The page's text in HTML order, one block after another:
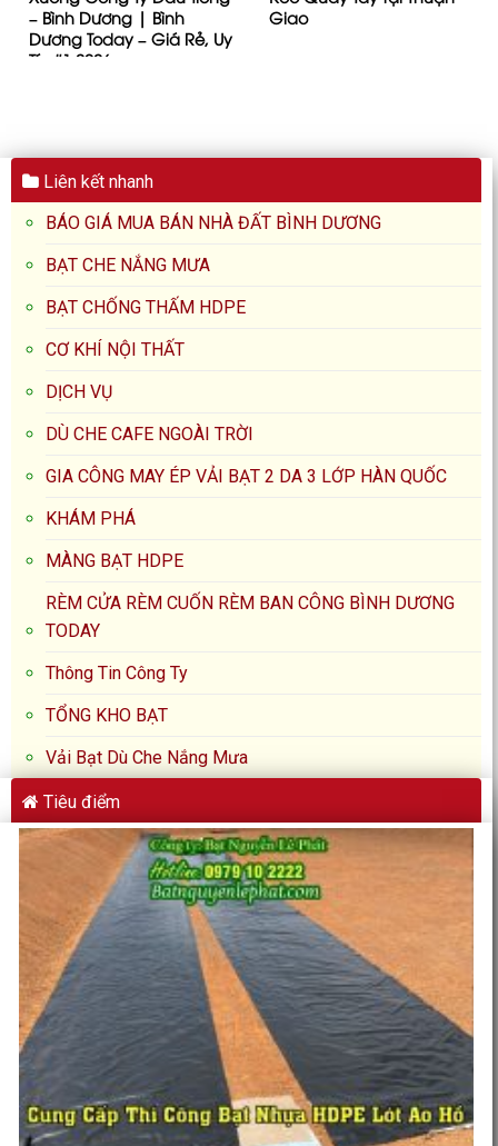
– Bình Dương | Bình
Dương Today – Giá Rẻ, Uy
Tín #1 2026
Giao
Liên kết nhanh
BÁO GIÁ MUA BÁN NHÀ ĐẤT BÌNH DƯƠNG
BẠT CHE NẮNG MƯA
BẠT CHỐNG THẤM HDPE
CƠ KHÍ NỘI THẤT
DỊCH VỤ
DÙ CHE CAFE NGOÀI TRỜI
GIA CÔNG MAY ÉP VẢI BẠT 2 DA 3 LỚP HÀN QUỐC
KHÁM PHÁ
MÀNG BẠT HDPE
RÈM CỬA RÈM CUỐN RÈM BAN CÔNG BÌNH DƯƠNG
TODAY
Thông Tin Công Ty
TỔNG KHO BẠT
Vải Bạt Dù Che Nắng Mưa
Tiêu điểm